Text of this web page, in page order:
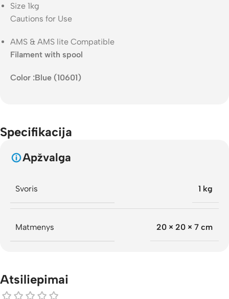
Size 1kg
Cautions for Use
AMS & AMS lite Compatible
Filament with spool
Color :Blue (10601)
Specifikacija
Apžvalga
Svoris 1 kg
Matmenys 20 × 20 × 7 cm
Atsiliepimai